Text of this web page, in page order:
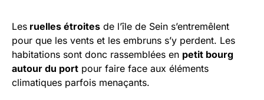
Les ruelles étroites de l’île de Sein s’entremêlent
pour que les vents et les embruns s’y perdent. Les
habitations sont donc rassemblées en petit bourg
autour du port pour faire face aux éléments
climatiques parfois menaçants.